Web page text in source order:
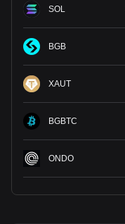
SOL
BGB
XAUT
BGBTC
ONDO